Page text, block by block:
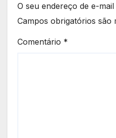
O seu endereço de e-
Campos obrigatórios são
Comentário *